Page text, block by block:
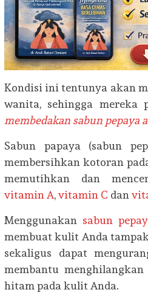
Kondisi ini tentunya akan
wanita, sehingga mereka
membedakan sabun pepaya
Sabun papaya (sabun
membersihkan kotoran
memutihkan dan
vitamin A,vitamin C dan
Menggunakan sabun
membuat kulit Anda
sekaligus dapat
membantu
hitam pada kulit Anda.